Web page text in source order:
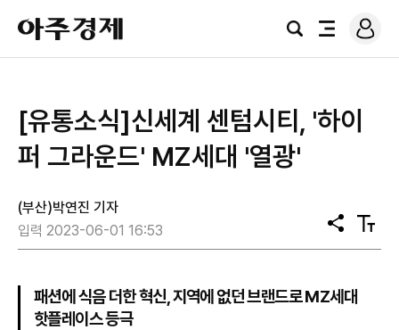
아
주
경
검
전
로
그
​[유통소식]신세계 센텀시티, '하이
퍼 그라운드' MZ세대 '열광'
(부산)박연진 기자
입력 2023-06-01 16:53
공
유
텍
스
패션에 식음 더한 혁신, 지역에 없던 브랜드로 MZ세대
핫플레이스 등극